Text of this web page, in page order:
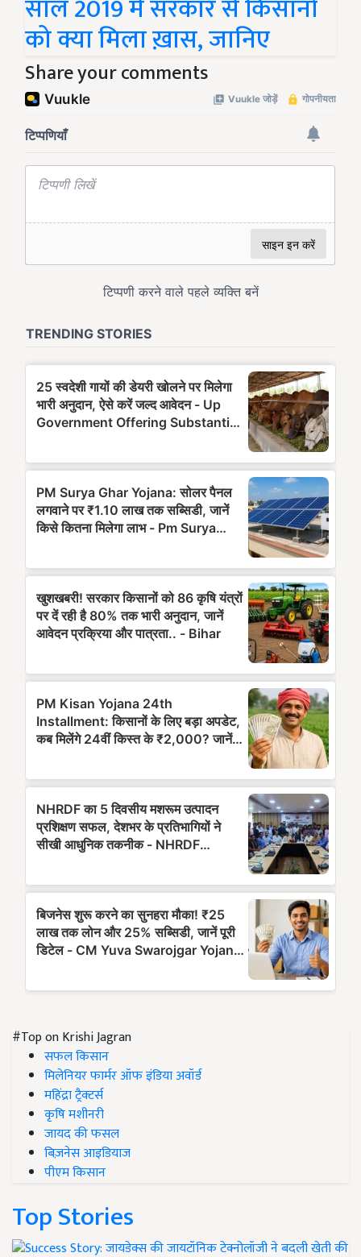
साल 2019 में सरकार से किसानों
को क्या मिला ख़ास, जानिए
Share your comments
#Top on Krishi Jagran
सफल किसान
मिलेनियर फार्मर ऑफ इंडिया अवॉर्ड
महिंद्रा ट्रैक्टर्स
कृषि मशीनरी
जायद की फसल
बिज़नेस आइडियाज
पीएम किसान
Top Stories